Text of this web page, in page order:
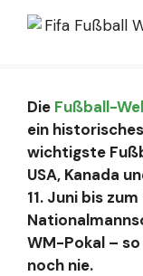
Die Fußball-
ein
wichtigste
USA, Kanada
11. Juni bis
WM-Pokal –
noch nie.